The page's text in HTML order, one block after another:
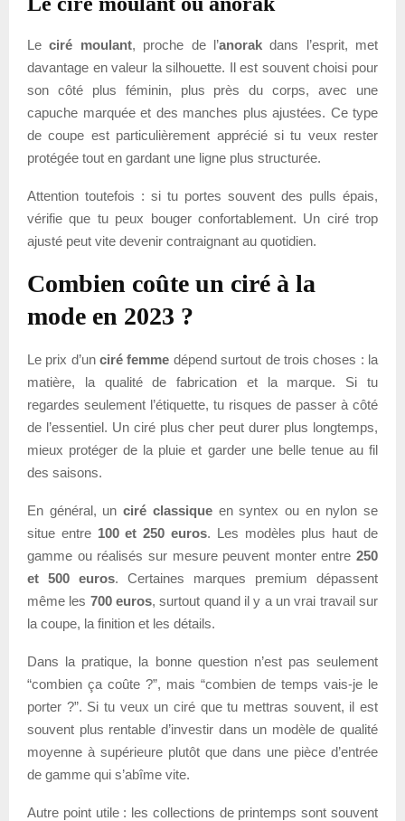
Leciré moulant, proche de l’anorakdans l’esprit, met
davantage en valeur la silhouette. Il est souvent choisi pour
son côté plus féminin, plus près du corps, avec une
capuche marquée et des manches plus ajustées. Ce type
de coupe est particulièrement apprécié si tu veux rester
protégée tout en gardant une ligne plus structurée.
Attention toutefois : si tu portes souvent des pulls épais,
vérifie que tu peux bouger confortablement. Un ciré trop
ajusté peut vite devenir contraignant au quotidien.
Combien coûte un ciré à la
mode en 2023 ?
Le prix d’unciré femme dépend surtout de trois choses : la
matière, la qualité de fabrication et la marque. Si tu
regardes seulement l’étiquette, tu risques de passer à côté
de l’essentiel. Un ciré plus cher peut durer plus longtemps,
mieux protéger de la pluie et garder une belle tenue au fil
des saisons.
En général, unciré classiqueen syntex ou en nylon se
situe entre 100 et 250 euros. Les modèles plus haut de
gamme ou réalisés sur mesure peuvent monter entre 250
et 500 euros. Certaines marques premium dépassent
même les 700 euros, surtout quand il y a un vrai travail sur
la coupe, la finition et les détails.
Dans la pratique, la bonne question n’est pas seulement
“combien ça coûte ?”, mais “combien de temps vais-je le
porter ?”. Si tu veux un ciré que tu mettras souvent, il est
souvent plus rentable d’investir dans un modèle de qualité
moyenne à supérieure plutôt que dans une pièce d’entrée
de gamme qui s’abîme vite.
Autre point utile : les collections de printemps sont souvent